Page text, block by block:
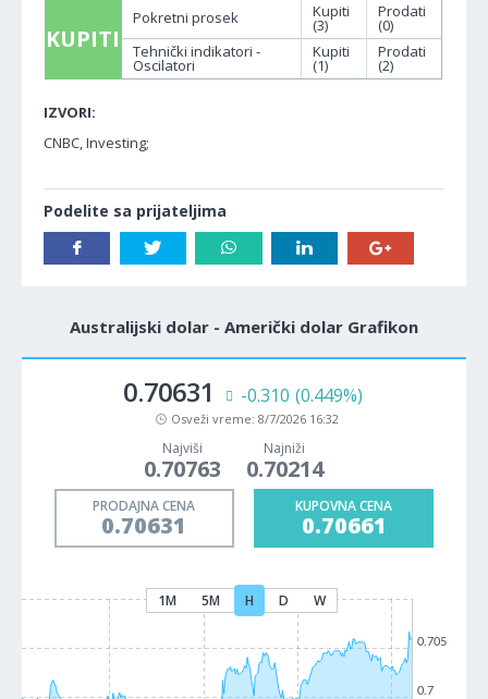
KUPITI
Pokretni prosek Kupiti
(3)
Prodati
(0)
Tehnički indikatori -
Oscilatori
Kupiti
(1)
Prodati
(2)
IZVORI:
CNBC, Investing;
Podelite sa prijateljima
Australijski dolar - Američki dolar Grafikon
0.70631 -0.310 (0.449%)
Osveži vreme: 8/7/2026 16:32
Najviši
0.70763
Najniži
0.70214
PRODAJNA CENA
0.70631
KUPOVNA CENA
0.70661
1M 5M H D W
0.7
0.705